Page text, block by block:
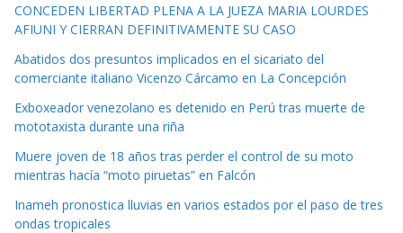
CONCEDEN LIBERTAD PLENA A LA JUEZA MARIA LOURDES
AFIUNI Y CIERRAN DEFINITIVAMENTE SU CASO
Abatidos dos presuntos implicados en el sicariato del
comerciante italiano Vicenzo Cárcamo en La Concepción
Exboxeador venezolano es detenido en Perú tras muerte de
mototaxista durante una riña
Muere joven de 18 años tras perder el control de su moto
mientras hacía “moto piruetas” en Falcón
Inameh pronostica lluvias en varios estados por el paso de tres
ondas tropicales